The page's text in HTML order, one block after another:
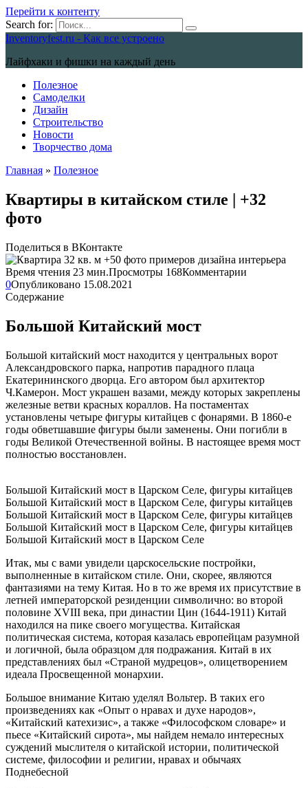
Перейти к контенту
Search for:
Inventoryfest.ru - Как все устроено
Лайфхаки и фишки на каждый день
Полезное
Самоделки
Дизайн
Строительство
Новости
Творчество дома
Главная » Полезное
Квартиры в китайском стиле | +32
фото
Поделиться в ВКонтакте
Время чтения 23 мин.Просмотры 168Комментарии
0Опубликовано 15.08.2021
Содержание
Большой Китайский мост
Большой китайский мост находится у центральных ворот
Александровского парка, напротив парадного плаца
Екатерининского дворца. Его автором был архитектор
Ч.Камерон. Мост украшен вазами, между которых закреплены
железные ветви красных кораллов. На постаментах
установлены четыре фигуры китайцев с фонарями. В 1860-е
годы обветшавшие фигуры были заменены. Они погибли в
годы Великой Отечественной войны. В настоящее время мост
полностью восстановлен.
Большой Китайский мост в Царском Селе, фигуры китайцев
Большой Китайский мост в Царском Селе, фигуры китайцев
Большой Китайский мост в Царском Селе, фигуры китайцев
Большой Китайский мост в Царском Селе, фигуры китайцев
Большой Китайский мост в Царском Селе
Итак, мы с вами увидели царскосельские постройки,
выполненные в китайском стиле. Они, скорее, являются
фантазиями на тему Китая. Но в то же время их присутствие в
летней императорской резиденции символично: во второй
половине XVIII века, при династии Цин (1644-1911) Китай
находился на пике своего могущества. Китайская
политическая система, которая казалась европейцам разумной
и логичной, была образцом для подражания. Китай в их
представлениях был «Страной мудрецов», олицетворением
идеала Просвещенной монархии.
Большое внимание Китаю уделял Вольтер. В таких его
произведениях как «Опыт о нравах и духе народов»,
«Китайский катехизис», а также «Философском словаре» и
пьесе «Китайский сирота», мы найдем немало интересных
суждений мыслителя о китайской истории, политической
системе, философии и религии, нравах и обычаях
Поднебесной